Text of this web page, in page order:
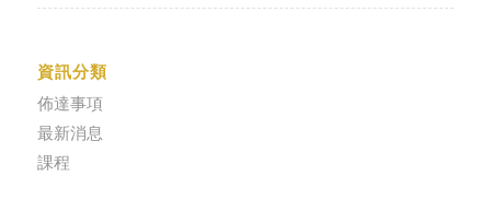
資訊分類
佈達事項
最新消息
課程